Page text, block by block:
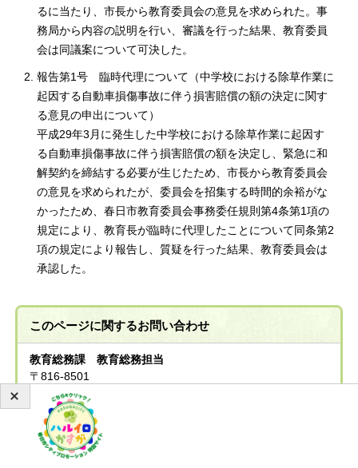
るに当たり、市長から教育委員会の意見を求められた。事
務局から内容の説明を行い、審議を行った結果、教育委員
会は同議案について可決した。
報告第1号 臨時代理について（中学校における除草作業に
起因する自動車損傷事故に伴う損害賠償の額の決定に関す
る意見の申出について）
平成29年3月に発生した中学校における除草作業に起因す
る自動車損傷事故に伴う損害賠償の額を決定し、緊急に和
解契約を締結する必要が生じたため、市長から教育委員会
の意見を求められたが、委員会を招集する時間的余裕がな
かったため、春日市教育委員会事務委任規則第4条第1項の
規定により、教育長が臨時に代理したことについて同条第2
項の規定により報告し、質疑を行った結果、教育委員会は
承認した。
このページに関するお問い合わせ
教育総務課 教育総務担当
〒816-8501
福岡県春日市原町3-1-5
市役所4階
電話：092-584-1128
ファクス：092-584-1153
教育総務課 教育総務担当へのお問い合わせは専用フ